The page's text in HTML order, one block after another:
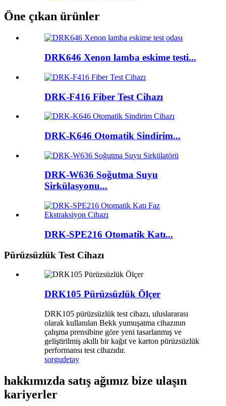
Öne çıkan ürünler
DRK646 Xenon lamba eskime testi...
DRK-F416 Fiber Test Cihazı
DRK-K646 Otomatik Sindirim...
DRK-W636 Soğutma Suyu
Sirkülasyonu...
DRK-SPE216 Otomatik Katı...
Pürüzsüzlük Test Cihazı
DRK105 Pürüzsüzlük Ölçer
DRK105 pürüzsüzlük test cihazı, uluslararası
olarak kullanılan Bekk yumuşatma cihazının
çalışma prensibine göre yeni tasarlanmış ve
geliştirilmiş akıllı bir kağıt ve karton pürüzsüzlük
performansı test cihazıdır.
sorgudetay
hakkımızda satış ağımız bize ulaşın
kariyerler